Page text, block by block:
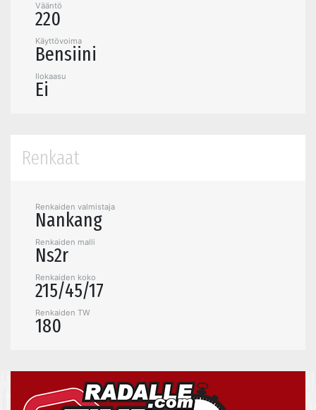
Vääntö
220
Käyttövoima
Bensiini
Ilokaasu
Ei
Renkaat
Renkaiden valmistaja
Nankang
Renkaiden malli
Ns2r
Renkaiden koko
215/45/17
Renkaiden TW
180